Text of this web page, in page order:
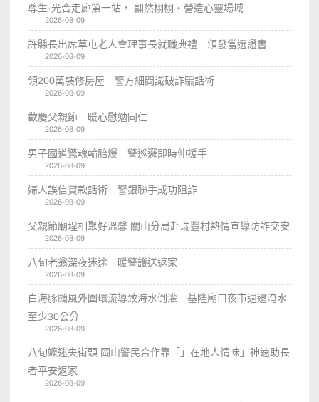
尊生·光合走廊第一站， 翩然栩栩・營造心靈場域
2026-08-09
許縣長出席草屯老人會理事長就職典禮 頒發當選證書
2026-08-09
領200萬裝修房屋 警方細問識破詐騙話術
2026-08-09
歡慶父親節 暖心慰勉同仁
2026-08-09
男子國道驚魂輪胎爆 警巡邏即時伸援手
2026-08-09
婦人誤信貸款話術 警銀聯手成功阻詐
2026-08-09
父親節廟埕相聚好溫馨 關山分局赴瑞豐村熱情宣導防詐交安
2026-08-09
八旬老翁深夜迷途 暖警護送返家
2026-08-09
白海豚颱風外圍環流導致海水倒灌 基隆廟口夜市週邊淹水
至少30公分
2026-08-09
八旬嬤迷失街頭 岡山警民合作靠「」在地人情味」神速助長
者平安返家
2026-08-09